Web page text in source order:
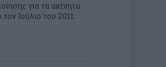
για τα ακίνητα
Ιούλιο του 2011.